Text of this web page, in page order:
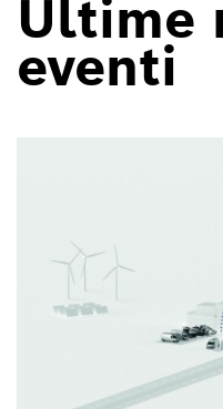
Ultime
eventi